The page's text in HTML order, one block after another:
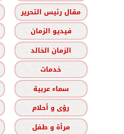
مقال رئيس التحرير
فيديو الزمان
الزمان الخالد
خدمات
سماء عربية
رؤى و أحلام
مرأة و طفل